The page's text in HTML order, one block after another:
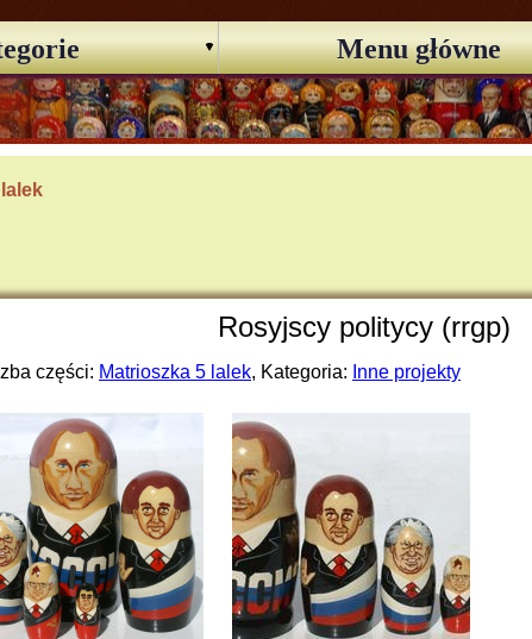
Menu główne
Rosyjscy politycy (rrgp)
części: Matrioszka 5 lalek, Kategoria: Inne projekty